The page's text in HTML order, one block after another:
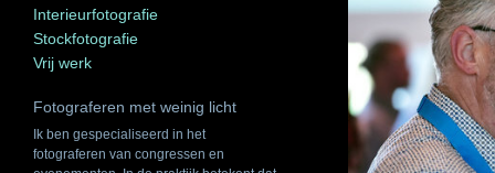
Interieurfotografie
Stockfotografie
Vrij werk
Fotograferen met weinig licht
Ik ben gespecialiseerd in het
fotograferen van congressen en